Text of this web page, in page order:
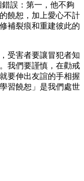
誤：第一，他不夠
饒恕，加上愛心不計
補裂痕和重建彼此的
受害者要讓冒犯者知
我們要謹慎，在勸戒
要伸出友誼的手相握
習饒恕」是我們處世